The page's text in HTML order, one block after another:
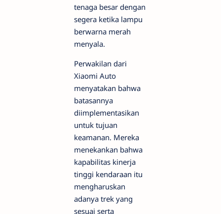
tenaga besar dengan
segera ketika lampu
berwarna merah
menyala.
Perwakilan dari
Xiaomi Auto
menyatakan bahwa
batasannya
diimplementasikan
untuk tujuan
keamanan. Mereka
menekankan bahwa
kapabilitas kinerja
tinggi kendaraan itu
mengharuskan
adanya trek yang
sesuai serta